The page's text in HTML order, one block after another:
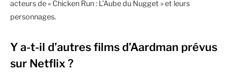
acteurs de « Chicken Run : L’Aube du Nugget » et leurs
personnages.
Y a-t-il d’autres films d’Aardman prévus
sur Netflix ?